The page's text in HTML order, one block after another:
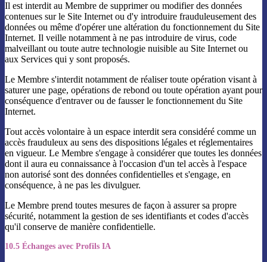
Il est interdit au Membre de supprimer ou modifier des données
contenues sur le Site Internet ou d'y introduire frauduleusement des
données ou même d'opérer une altération du fonctionnement du Site
Internet. Il veille notamment à ne pas introduire de virus, code
malveillant ou toute autre technologie nuisible au Site Internet ou
aux Services qui y sont proposés.
Le Membre s'interdit notamment de réaliser toute opération visant à
saturer une page, opérations de rebond ou toute opération ayant pour
conséquence d'entraver ou de fausser le fonctionnement du Site
Internet.
Tout accès volontaire à un espace interdit sera considéré comme un
accès frauduleux au sens des dispositions légales et réglementaires
en vigueur. Le Membre s'engage à considérer que toutes les données
dont il aura eu connaissance à l'occasion d'un tel accès à l'espace
non autorisé sont des données confidentielles et s'engage, en
conséquence, à ne pas les divulguer.
Le Membre prend toutes mesures de façon à assurer sa propre
sécurité, notamment la gestion de ses identifiants et codes d'accès
qu'il conserve de manière confidentielle.
10.5 Échanges avec Profils IA